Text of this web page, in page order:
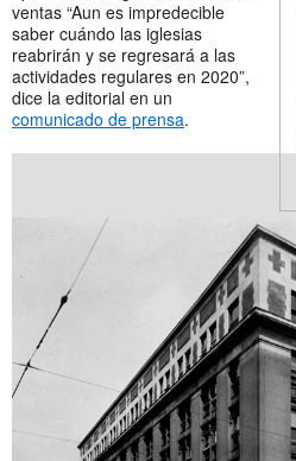
ventas “Aun es impredecible
saber cuándo las iglesias
reabrirán y se regresará a las
actividades regulares en 2020”,
dice la editorial en un
comunicado de prensa.